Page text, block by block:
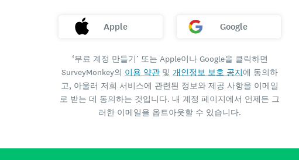
Apple Google
‘무료 계정 만들기’ 또는 Apple이나 Google을 클릭하면
SurveyMonkey의 이용 약관 및 개인정보 보호 공지에 동의하
고, 아울러 저희 서비스에 관련된 정보와 제공 사항을 이메일
로 받는 데 동의하는 것입니다. 내 계정 페이지에서 언제든 그
러한 이메일을 옵트아웃할 수 있습니다.